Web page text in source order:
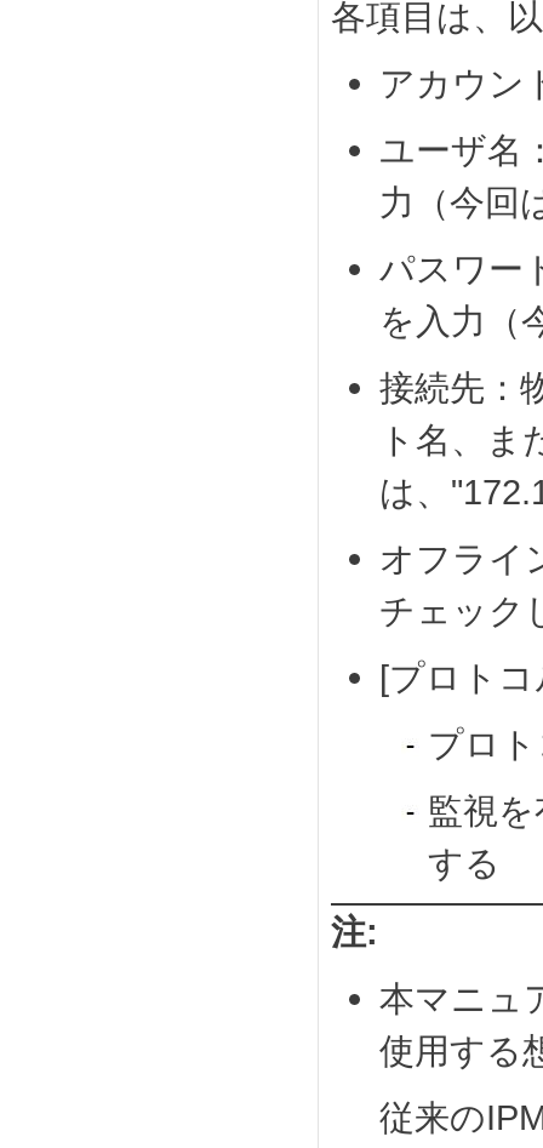
各項目は、
アカウン
ユーザ名
力（今回
パスワー
を入力（
接続先：
ト名、ま
は、
オフライ
チェック
[プロト
プロ
監視
する
注:
本マニュ
使用する
従来の